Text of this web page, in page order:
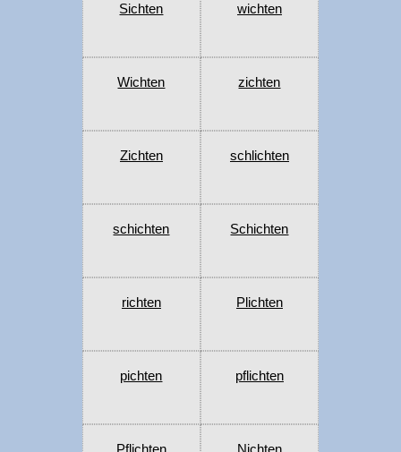
Sichten wichten
Wichten zichten
Zichten schlichten
schichten Schichten
richten Plichten
pichten pflichten